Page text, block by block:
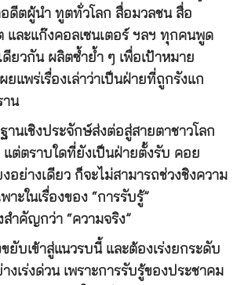
ดีตผู้นำ ทูตทั่วโลก สื่อมวลชน สื่อ
และแก๊งคอลเซนเตอร์ ฯลฯ ทุกคนพูด
ยวกัน ผลิตซ้ำย้ำ ๆ เพื่อเป้าหมาย
ยแพร่เรื่องเล่าว่าเป็นฝ่ายที่ถูกรังแก
าน
านเชิงประจักษ์ส่งต่อสู่สายตาชาวโลก
แต่ตราบใดที่ยังเป็นฝ่ายตั้งรับ คอย
อย่างเดียว ก็จะไม่สามารถช่วงชิงความ
าะในเรื่องของ “การรับรู้”
ำคัญกว่า “ความจริง”
ยับเข้าสู่แนวรบนี้ และต้องเร่งยกระดับ
งเร่งด่วน เพราะการรับรู้ของประชาคม